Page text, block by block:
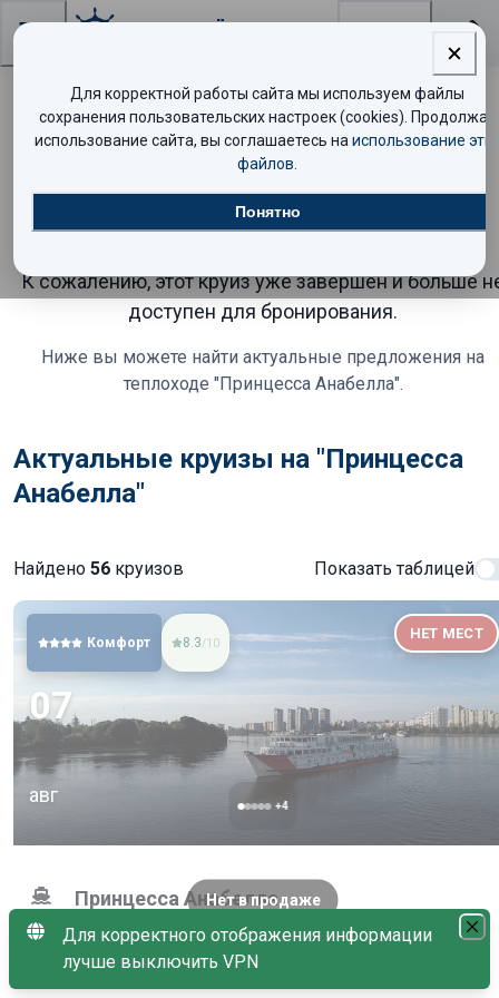
Круиз на теплоходе
"Принцесса Анабелла"
завершён
К сожалению, этот круиз уже завершён и больше
доступен для бронирования.
Ниже вы можете найти актуальные предложения на
теплоходе "Принцесса Анабелла".
Актуальные круизы на "Принцесса
Анабелла"
Найдено 56 круизов Показать таблицей
Нет в продаже
+4
Комфорт 8.3/10
НЕТ МЕСТ
07
авг
Принцесса Анабелла
Москва → Тверь → Завидово → Москва
Для корректной работы сайта мы используем файлы
сохранения пользовательских настроек (cookies). Продолжая
использование сайта, вы соглашаетесь на использование
файлов
Понятно
Для корректного отображения информации
лучше выключить VPN